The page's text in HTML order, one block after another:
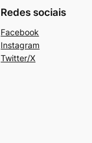
Redes sociais
Facebook
Instagram
Twitter/X